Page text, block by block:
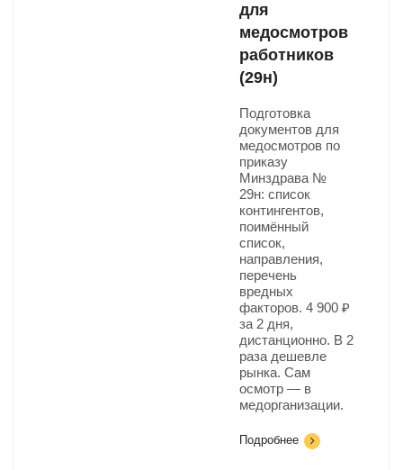
для
медосмотров
работников
(29н)
Подготовка
документов для
медосмотров по
приказу
Минздрава №
29н: список
контингентов,
поимённый
список,
направления,
перечень
вредных
факторов. 4 900 ₽
за 2 дня,
дистанционно. В 2
раза дешевле
рынка. Сам
осмотр — в
медорганизации.
Подробнее